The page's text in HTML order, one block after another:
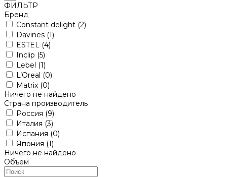
ФИЛЬТР
Бренд
Constant delight (2)
Davines (1)
ESTEL
(4)
Inclip (5)
Lebel (1)
L’Oreal (0)
Matrix (0)
Ничего не найдено
Страна производитель
Россия (9)
Италия (3)
Испания (0)
Япония (1)
Ничего не найдено
Объем